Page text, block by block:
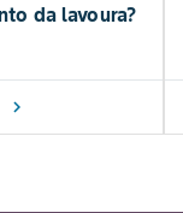
da lavoura?
chevron_right